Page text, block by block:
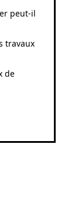
peut-il
travaux
de